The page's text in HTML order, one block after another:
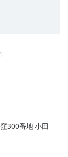
300番地 小田